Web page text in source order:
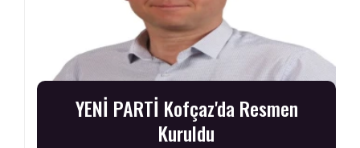
YENİ PARTİ Kofçaz'da Resmen
Kuruldu